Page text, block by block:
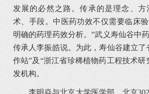
发展的必然之路。传承的是理念、方
术、手段。中医药功效不仅需要临床
明确的药理药效分析。”武义寿仙谷中
传承人李振皓说。为此，寿仙谷建立了
作站”及“浙江省珍稀植物药工程技术研
发机构。
李明焱与北京大学医学部、北京